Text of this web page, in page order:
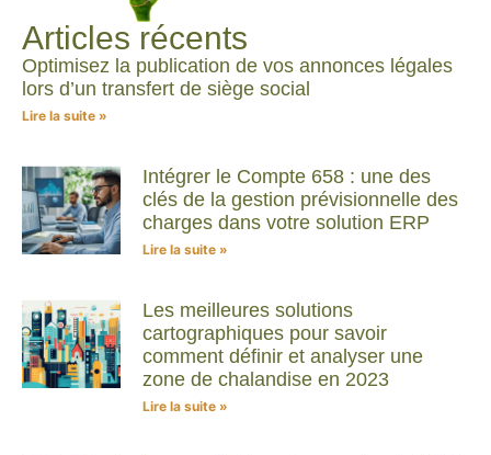
Articles récents
Optimisez la publication de vos annonces légales
lors d’un transfert de siège social
Lire la suite »
Intégrer le Compte 658 : une des
clés de la gestion prévisionnelle des
charges dans votre solution ERP
Lire la suite »
Les meilleures solutions
cartographiques pour savoir
comment définir et analyser une
zone de chalandise en 2023
Lire la suite »